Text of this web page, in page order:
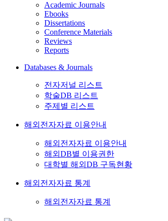
Academic Journals
Ebooks
Dissertations
Conference Materials
Reviews
Reports
Databases & Journals
전자저널 리스트
학술DB 리스트
주제별 리스트
해외전자자료 이용안내
해외전자자료 이용안내
해외DB별 이용권한
대학별 해외DB 구독현황
해외전자자료 통계
해외전자자료 통계